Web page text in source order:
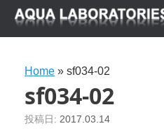
Home » sf034-02
sf034-02
投稿日: 2017.03.14